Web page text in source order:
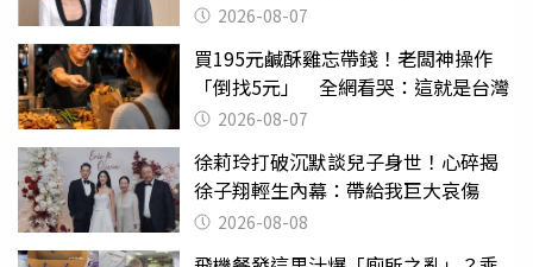
2026-08-07
買195元鹹酥雞忘帶錢！老闆神操作
「倒找5元」 全網看哭：這就是台灣
2026-08-07
徐莉玲打破沉默談兒子身世！心碎揭
徐子翔輕生內幕：帶給我巨大哀傷
2026-08-08